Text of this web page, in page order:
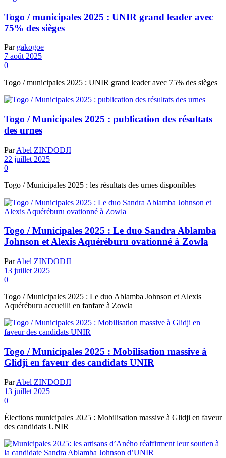
Togo / municipales 2025 : UNIR grand leader avec
75% des sièges
Par gakogoe
7 août 2025
0
Togo / municipales 2025 : UNIR grand leader avec 75% des sièges
Togo / Municipales 2025 : publication des résultats
des urnes
Par Abel ZINDODJI
22 juillet 2025
0
Togo / Municipales 2025 : les résultats des urnes disponibles
Togo / Municipales 2025 : Le duo Sandra Ablamba
Johnson et Alexis Aquéréburu ovationné à Zowla
Par Abel ZINDODJI
13 juillet 2025
0
Togo / Municipales 2025 : Le duo Ablamba Johnson et Alexis
Aquéréburu accueilli en fanfare à Zowla
Togo / Municipales 2025 : Mobilisation massive à
Glidji en faveur des candidats UNIR
Par Abel ZINDODJI
13 juillet 2025
0
Élections municipales 2025 : Mobilisation massive à Glidji en faveur
des candidats UNIR